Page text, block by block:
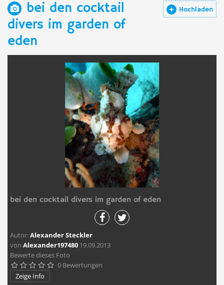
Hochladen
bei den cocktail
divers im garden of
eden
bei den cocktail divers im garden of eden
Autor:Alexander Steckler
von Alexander197480 19.09.2013
Bewerte dieses Foto
     0 Bewertungen
Zeige Info